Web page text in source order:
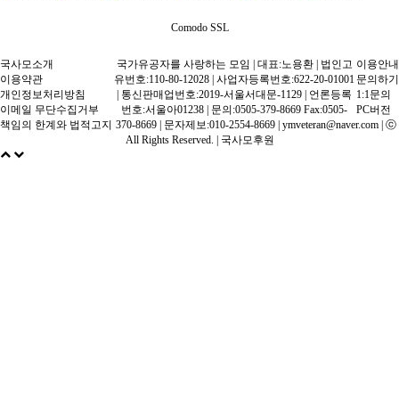
Comodo SSL
국사모소개
이용약관
개인정보처리방침
이메일 무단수집거부
책임의 한계와 법적고지
이용안내
문의하기
1:1문의
PC버전
국가유공자를 사랑하는 모임 | 대표:노용환 | 법인고
유번호:110-80-12028 | 사업자등록번호:622-20-01001
| 통신판매업번호:2019-서울서대문-1129 | 언론등록
번호:서울아01238 | 문의:0505-379-8669 Fax:0505-
370-8669 | 문자제보:010-2554-8669 | ymveteran@naver.com | ⓒ
All Rights Reserved. | 국사모후원